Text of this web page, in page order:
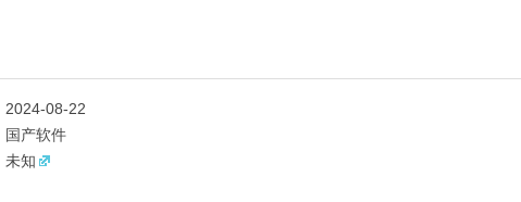
2024-08-22
国产软件
未知